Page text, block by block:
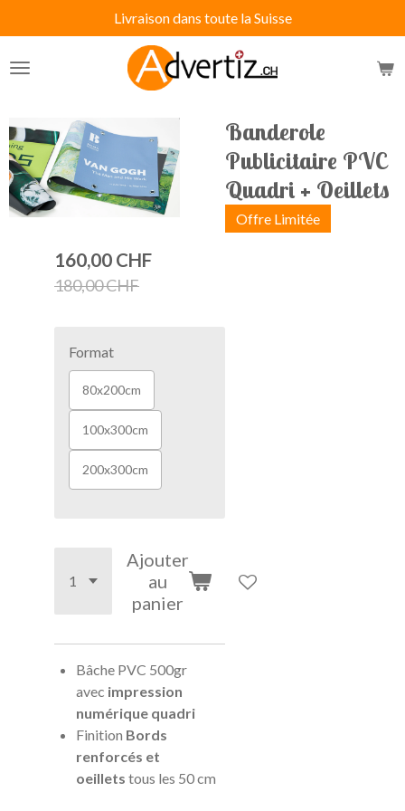
au
contenu
Livraison dans toute la Suisse
Banderole
Publicitaire PVC
Quadri + Oeillets
Offre Limitée
160,00 CHF
180,00 CHF
Format
80x200cm
100x300cm
200x300cm
Ajouter
au
panier
Bâche PVC 500gr
avec impression
numérique quadri
Finition Bords
renforcés et
oeillets tous les 50 cm